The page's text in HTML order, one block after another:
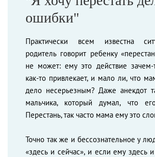
ошибки"
Практически всем известна
родитель говорит ребенку
не может: ему это действие
как-то привлекает, и мало ли, что
дело несерьезным? Даже анекдот
мальчика, который думал, что
Перестань, так часто мама ему это
Точно так же и бессознательное у
«здесь и сейчас», и если ему здесь